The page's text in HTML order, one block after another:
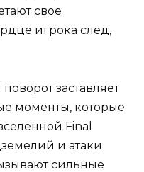
свое
игрока след,
заставляет
моменты, которые
Final
и атаки
сильные